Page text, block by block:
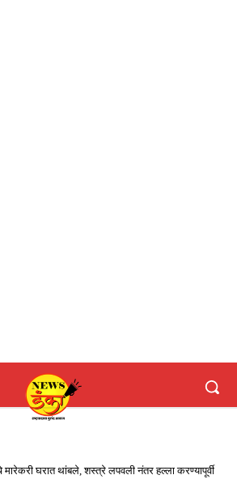
मारेकरी घरात थांबले, शस्त्रे लपवली नंतर हल्ला करण्यापूर्वी